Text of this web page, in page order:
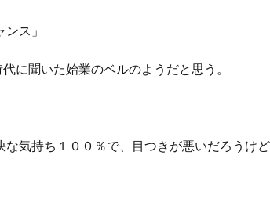
ンス」
に聞いた始業のベルのようだと思う。
気持ち１００％で、目つきが悪いだろうけど